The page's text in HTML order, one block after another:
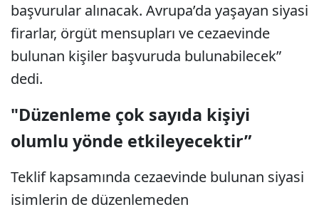
başvurular alınacak. Avrupa’da yaşayan siyasi
firarlar, örgüt mensupları ve cezaevinde
bulunan kişiler başvuruda bulunabilecek”
dedi.
"Düzenleme çok sayıda kişiyi
olumlu yönde etkileyecektir”
Teklif kapsamında cezaevinde bulunan siyasi
isimlerin de düzenlemeden